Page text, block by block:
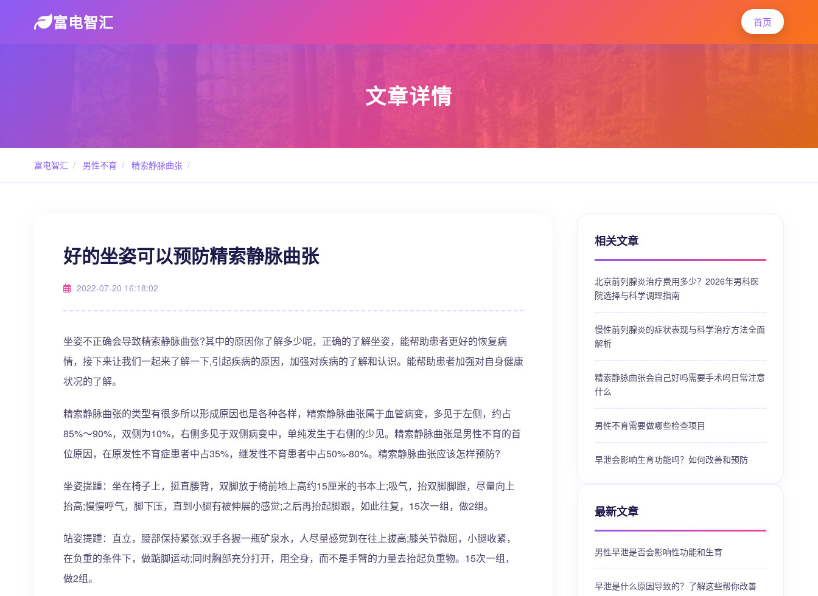
富电智汇 首页
文章详情
富电智汇 / 男性不育 / 精索静脉曲张 /
好的坐姿可以预防精索静脉曲张
2022-07-20 16:18:02
坐姿不正确会导致精索静脉曲张?其中的原因你了解多少呢，正确的了解坐姿，能帮助患者更好的恢复病
情，接下来让我们一起来了解一下,引起疾病的原因，加强对疾病的了解和认识。能帮助患者加强对自身健康
状况的了解。
精索静脉曲张的类型有很多所以形成原因也是各种各样，精索静脉曲张属于血管病变，多见于左侧，约占
85%～90%，双侧为10%，右侧多见于双侧病变中，单纯发生于右侧的少见。精索静脉曲张是男性不育的首
位原因，在原发性不育症患者中占35%，继发性不育患者中占50%-80%。精索静脉曲张应该怎样预防?
坐姿提踵：坐在椅子上，挺直腰背，双脚放于椅前地上高约15厘米的书本上;吸气，抬双脚脚跟，尽量向上
抬高;慢慢呼气，脚下压，直到小腿有被伸展的感觉;之后再抬起脚跟，如此往复，15次一组，做2组。
站姿提踵：直立，腰部保持紧张;双手各握一瓶矿泉水，人尽量感觉到在往上拔高;膝关节微屈，小腿收紧，
在负重的条件下，做踮脚运动;同时胸部充分打开，用全身，而不是手臂的力量去抬起负重物。15次一组，
做2组。
相关文章
北京前列腺炎治疗费用多少？2026年男科医
院选择与科学调理指南
慢性前列腺炎的症状表现与科学治疗方法全面
解析
精索静脉曲张会自己好吗需要手术吗日常注意
什么
男性不育需要做哪些检查项目
早泄会影响生育功能吗？如何改善和预防
最新文章
男性早泄是否会影响性功能和生育
早泄是什么原因导致的？了解这些帮你改善